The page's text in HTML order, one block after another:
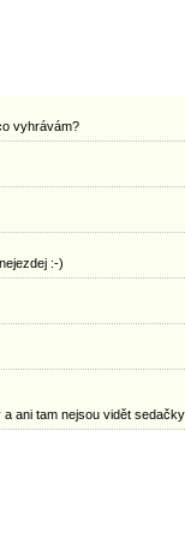
vyhrávám?
:-)
ani tam nejsou vidět